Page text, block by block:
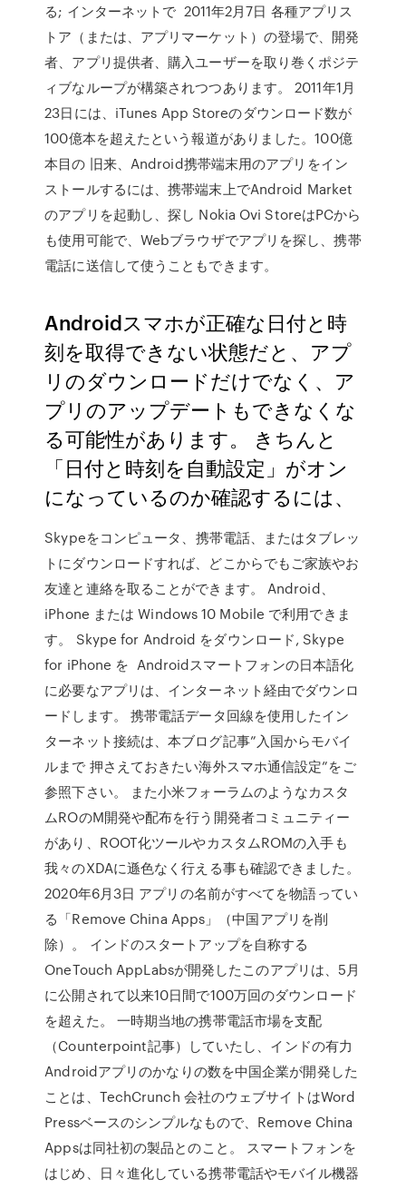
る; インターネットで 2011年2月7日 各種アプリス
トア（または、アプリマーケット）の登場で、開発
者、アプリ提供者、購入ユーザーを取り巻くポジテ
ィブなループが構築されつつあります。 2011年1月
23日には、iTunes App Storeのダウンロード数が
100億本を超えたという報道がありました。100億
本目の 旧来、Android携帯端末用のアプリをイン
ストールするには、携帯端末上でAndroid Market
のアプリを起動し、探し Nokia Ovi StoreはPCから
も使用可能で、Webブラウザでアプリを探し、携帯
電話に送信して使うこともできます。
Androidスマホが正確な日付と時
刻を取得できない状態だと、アプ
リのダウンロードだけでなく、ア
プリのアップデートもできなくな
る可能性があります。 きちんと
「日付と時刻を自動設定」がオン
になっているのか確認するには、
Skypeをコンピュータ、携帯電話、またはタブレッ
トにダウンロードすれば、どこからでもご家族やお
友達と連絡を取ることができます。 Android、
iPhone または Windows 10 Mobile で利用できま
す。 Skype for Android をダウンロード, Skype
for iPhone を Androidスマートフォンの日本語化
に必要なアプリは、インターネット経由でダウンロ
ードします。 携帯電話データ回線を使用したイン
ターネット接続は、本ブログ記事”入国からモバイ
ルまで 押さえておきたい海外スマホ通信設定”をご
参照下さい。 また小米フォーラムのようなカスタ
ムROのM開発や配布を行う開発者コミュニティー
があり、ROOT化ツールやカスタムROMの入手も
我々のXDAに遜色なく行える事も確認できました。
2020年6月3日 アプリの名前がすべてを物語ってい
る「Remove China Apps」（中国アプリを削
除）。 インドのスタートアップを自称する
OneTouch AppLabsが開発したこのアプリは、5月
に公開されて以来10日間で100万回のダウンロード
を超えた。 一時期当地の携帯電話市場を支配
（Counterpoint記事）していたし、インドの有力
Androidアプリのかなりの数を中国企業が開発した
ことは、TechCrunch 会社のウェブサイトはWord
Pressベースのシンプルなもので、Remove China
Appsは同社初の製品とのこと。 スマートフォンを
はじめ、日々進化している携帯電話やモバイル機器